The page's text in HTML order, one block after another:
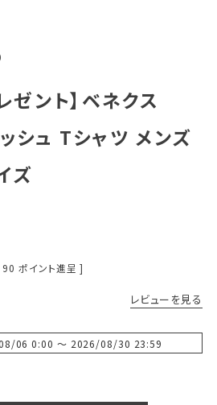
ゼント】ベネクス
シュ Tシャツ メンズ
ズ
90 ポイント進呈 ]
レビューを見る
06 0:00 〜 2026/08/30 23:59